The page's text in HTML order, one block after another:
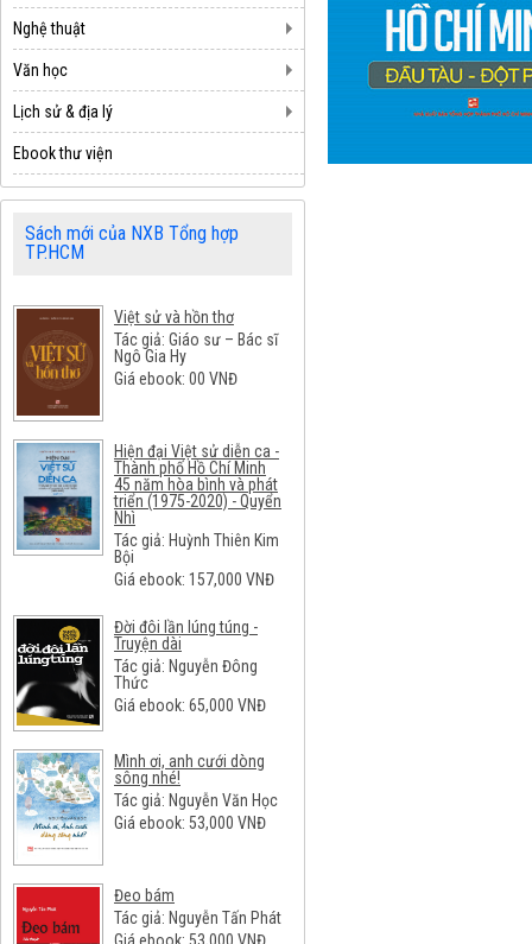
Nghệ thuật
Văn học
Lịch sử & địa lý
Ebook thư viện
Sách mới của NXB Tổng hợp
TP.HCM
Việt sử và hồn thơ
Tác giả: Giáo sư – Bác sĩ
Ngô Gia Hy
Giá ebook: 00 VNĐ
Hiện đại Việt sử diễn ca -
Thành phố Hồ Chí Minh
45 năm hòa bình và phát
triển (1975-2020) - Quyển
Nhì
Tác giả: Huỳnh Thiên Kim
Bội
Giá ebook: 157,000 VNĐ
Đời đôi lần lúng túng -
Truyện dài
Tác giả: Nguyễn Đông
Thức
Giá ebook: 65,000 VNĐ
Mình ơi, anh cưới dòng
sông nhé!
Tác giả: Nguyễn Văn Học
Giá ebook: 53,000 VNĐ
Đeo bám
Tác giả: Nguyễn Tấn Phát